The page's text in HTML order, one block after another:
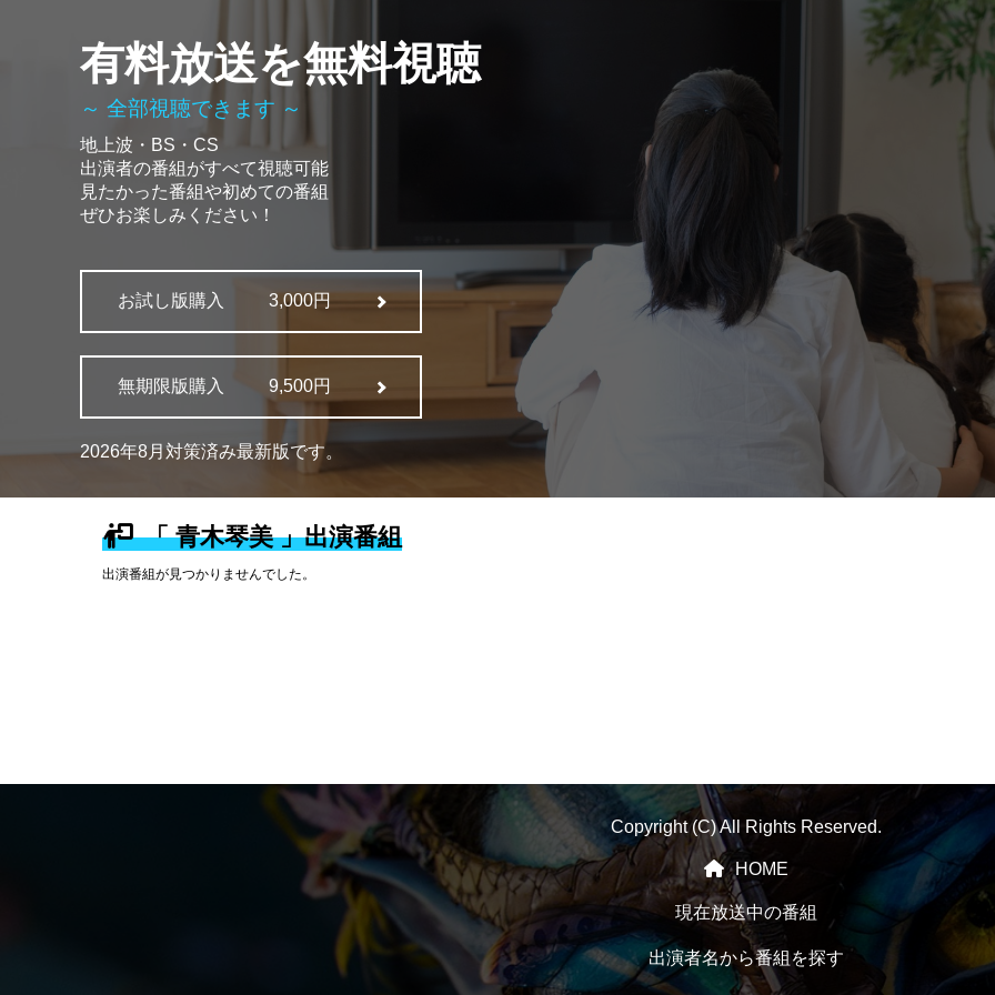
有料放送を無料視聴
～ 全部視聴できます ～
地上波・BS・CS
出演者の番組がすべて視聴可能
見たかった番組や初めての番組
ぜひお楽しみください！
お試し版購入 3,000円
無期限版購入 9,500円
2026年8月対策済み最新版です。
「 青木琴美 」出演番組
出演番組が見つかりませんでした。
Copyright (C) All Rights Reserved.
HOME
現在放送中の番組
出演者名から番組を探す